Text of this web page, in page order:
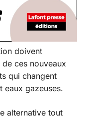
doivent
ces nouveaux
qui changent
eaux gazeuses.
alternative tout